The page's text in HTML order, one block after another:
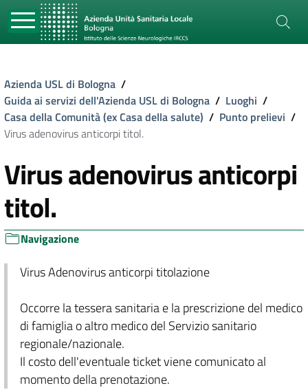
Azienda USL di Bologna /
Guida ai servizi dell'Azienda USL di Bologna / Luoghi /
Casa della Comunità (ex Casa della salute) / Punto prelievi /
Virus adenovirus anticorpi titol.
Virus adenovirus anticorpi
titol.
Navigazione
Virus Adenovirus anticorpi titolazione
Occorre la tessera sanitaria e la prescrizione del medico
di famiglia o altro medico del Servizio sanitario
regionale/nazionale.
Il costo dell'eventuale ticket viene comunicato al
momento della prenotazione.